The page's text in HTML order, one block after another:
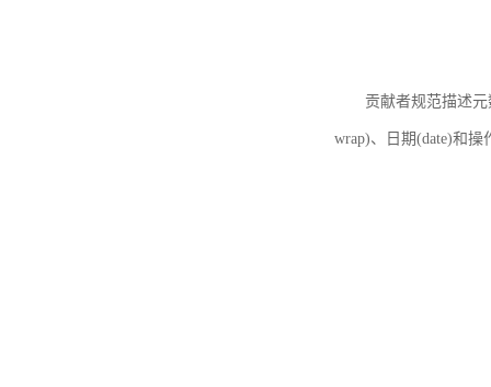
贡献者规范描述
wrap)、日期(date)和操